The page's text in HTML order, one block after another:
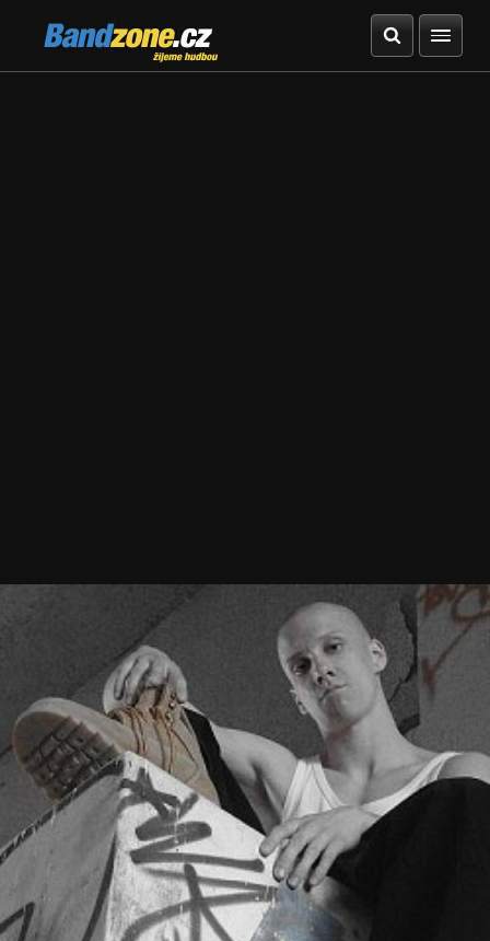
Bandzone.cz
žijeme hudbou